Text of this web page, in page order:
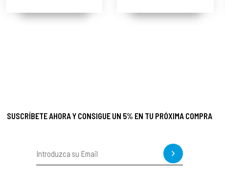
100ml -Sublime
SUSCRÍBETE AHORA Y CONSIGUE UN 5% EN TU PRÓXIMA COMPRA